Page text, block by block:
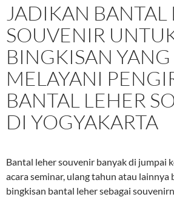
JADIKAN BANTAL
SOUVENIR
BINGKISAN YANG
MELAYANI
BANTAL LEHER
DI YOGYAKARTA
Bantal leher souvenir banyak di jumpai
acara seminar, ulang tahun atau lainnya
bingkisan bantal leher sebagai